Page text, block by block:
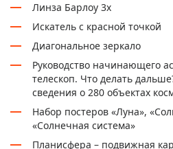
Линза Барлоу 3х
Искатель с красной точкой
Диагональное зеркало
Руководство начинающего
телескоп. Что делать
сведения о 280 объектах
Набор постеров «Луна»,
«Солнечная система»
Планисфера – подвижная